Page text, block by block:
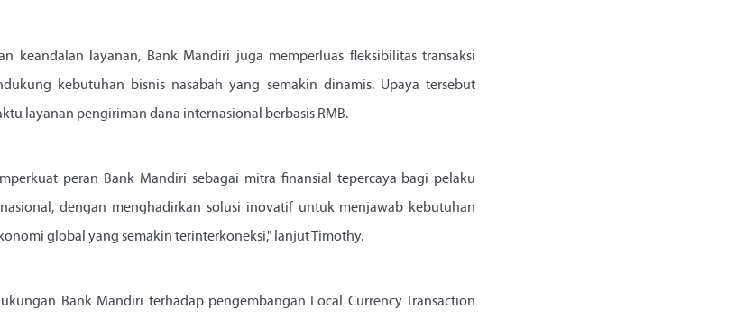
keandalan layanan, Bank Mandiri juga memperluas fleksibilitas transaksi
kebutuhan bisnis nasabah yang semakin dinamis. Upaya tersebut
layanan pengiriman dana internasional berbasis RMB.
peran Bank Mandiri sebagai mitra finansial tepercaya bagi pelaku
dengan menghadirkan solusi inovatif untuk menjawab kebutuhan
global yang semakin terinterkoneksi," lanjut Timothy.
Bank Mandiri terhadap pengembangan Local Currency Transaction